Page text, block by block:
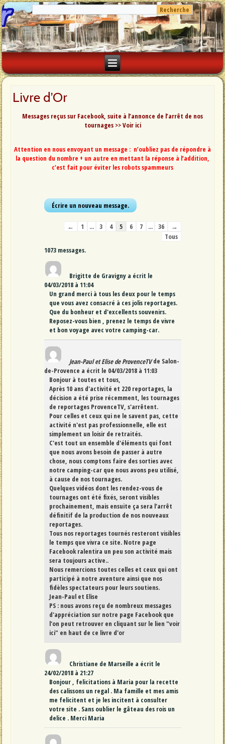
Livre d’Or
Messages reçus sur Facebook, suite à l’annonce de l’arrêt de nos
tournages >>Voir ici
Attention en nous envoyant un message : n’oubliez pas de répondre à
la question du nombre + un autre en mettant la réponse à l’addition,
c’est fait pour éviter les robots spammeurs
Navigation
liste
livre
d’or
← 1 ... 3 4 5 6 7 ... 36
→
Tous
1073 messages.
Brigitte de Gravigny a écrit le
04/03/2018 à 11:04
Un grand merci à tous les deux pour le temps
que vous avez consacré à ces jolis reportages.
Que du bonheur et d'excellents souvenirs.
Reposez-vous bien , prenez le temps de vivre
et bon voyage avec votre camping-car.
Jean-Paul et Elise de ProvenceTV de Salon-
de-Provence a écrit le 04/03/2018 à 11:03
Bonjour à toutes et tous,
Après 10 ans d'activité et 220 reportages, la
décision a été prise récemment, les tournages
de reportages ProvenceTV, s'arrêtent.
Pour celles et ceux qui ne le savent pas, cette
activité n'est pas professionnelle, elle est
simplement un loisir de retraités.
C'est tout un ensemble d'éléments qui font
que nous avons besoin de passer à autre
chose, nous comptons faire des sorties avec
notre camping-car que nous avons peu utilisé,
à cause de nos tournages.
Quelques vidéos dont les rendez-vous de
tournages ont été fixés, seront visibles
prochainement, mais ensuite ça sera l'arrêt
définitif de la production de nos nouveaux
reportages.
Tous nos reportages tournés resteront visibles
le temps que vivra ce site. Notre page
Facebook ralentira un peu son activité mais
sera toujours active..
Nous remercions toutes celles et ceux qui ont
participé à notre aventure ainsi que nos
fidèles spectateurs pour leurs soutiens.
Jean-Paul et Elise
PS : nous avons reçu de nombreux messages
d'appréciation sur notre page Facebook que
l'on peut retrouver en cliquant sur le lien "voir
ici" en haut de ce livre d'or
Christiane de Marseille a écrit le
24/02/2018 à 21:27
Bonjour , felicitations à Maria pour la recette
des calissons un regal . Ma famille et mes amis
me felicitent et je les incitent à consulter
votre site . Sans oublier le gâteau des rois un
delice . Merci Maria